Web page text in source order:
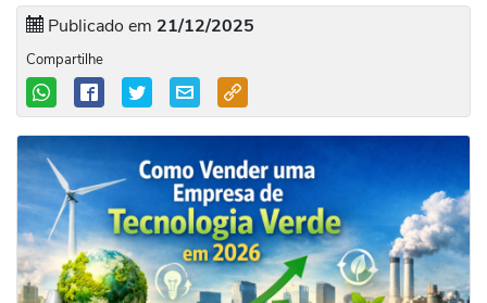
Publicado em 21/12/2025
Compartilhe